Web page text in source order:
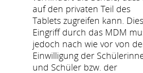
auf den privaten Teil des
Tablets zugreifen kann.
Eingriff durch das MDM
jedoch nach wie vor von
Einwilligung der
und Schüler bzw. der